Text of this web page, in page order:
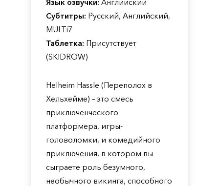
Язык озвучки: Английский
Субтитры: Русский, Английский,
MULTi7
Таблетка: Присутствует
(SKIDROW)
Helheim Hassle (Переполох в
Хельхейме) – это смесь
приключенческого
платформера, игры-
головоломки, и комедийного
приключения, в котором вы
сыграете роль безумного,
необычного викинга, способного